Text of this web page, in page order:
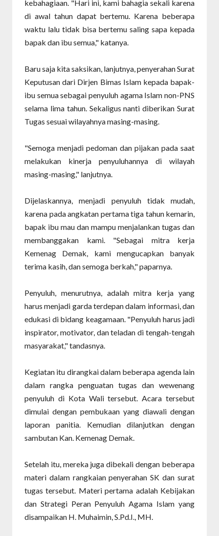
kebahagiaan. "Hari ini, kami bahagia sekali karena
di awal tahun dapat bertemu. Karena beberapa
waktu lalu tidak bisa bertemu saling sapa kepada
bapak dan ibu semua," katanya.
Baru saja kita saksikan, lanjutnya, penyerahan Surat
Keputusan dari Dirjen Bimas Islam kepada bapak-
ibu semua sebagai penyuluh agama Islam non-PNS
selama lima tahun. Sekaligus nanti diberikan Surat
Tugas sesuai wilayahnya masing-masing.
"Semoga menjadi pedoman dan pijakan pada saat
melakukan kinerja penyuluhannya di wilayah
masing-masing," lanjutnya.
Dijelaskannya, menjadi penyuluh tidak mudah,
karena pada angkatan pertama tiga tahun kemarin,
bapak ibu mau dan mampu menjalankan tugas dan
membanggakan kami. "Sebagai mitra kerja
Kemenag Demak, kami mengucapkan banyak
terima kasih, dan semoga berkah," paparnya.
Penyuluh, menurutnya, adalah mitra kerja yang
harus menjadi garda terdepan dalam informasi, dan
edukasi di bidang keagamaan. "Penyuluh harus jadi
inspirator, motivator, dan teladan di tengah-tengah
masyarakat," tandasnya.
Kegiatan itu dirangkai dalam beberapa agenda lain
dalam rangka penguatan tugas dan wewenang
penyuluh di Kota Wali tersebut. Acara tersebut
dimulai dengan pembukaan yang diawali dengan
laporan panitia. Kemudian dilanjutkan dengan
sambutan Kan. Kemenag Demak.
Setelah itu, mereka juga dibekali dengan beberapa
materi dalam rangkaian penyerahan SK dan surat
tugas tersebut. Materi pertama adalah Kebijakan
dan Strategi Peran Penyuluh Agama Islam yang
disampaikan H. Muhaimin, S.Pd.I., MH.